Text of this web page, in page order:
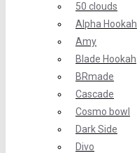
50 clouds
Alpha Hookah
Amy
Blade Hookah
BRmade
Cascade
Cosmo bowl
Dark Side
Divo